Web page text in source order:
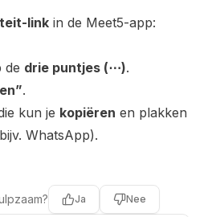
link in de Meet5-app:
de drie puntjes (⋯).
.
kun je kopiëren en plakken
WhatsApp).
Ja Nee